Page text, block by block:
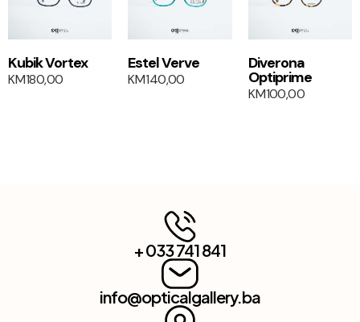
Kubik Vortex
KM180,00
Estel Verve
KM140,00
Diverona
Optiprime
KM100,00
+ 033 741 841
info@opticalgallery.ba